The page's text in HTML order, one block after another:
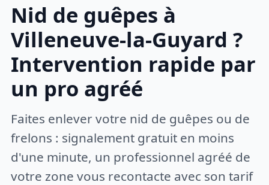
Nid de guêpes à
Villeneuve-la-Guyard ?
Intervention rapide par
un pro agréé
Faites enlever votre nid de guêpes ou de
frelons : signalement gratuit en moins
d'une minute, un professionnel agréé de
votre zone vous recontacte avec son tarif